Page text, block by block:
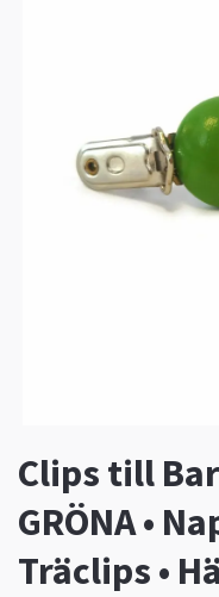
Clips till
GRÖNA •
Träclips •